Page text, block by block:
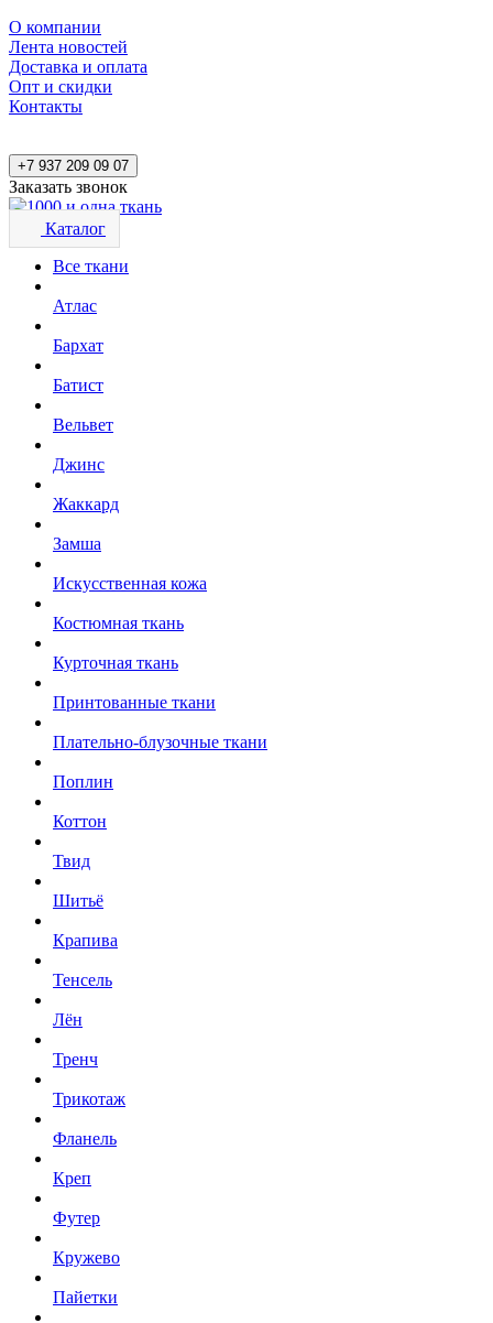
О компании
Лента новостей
Доставка и оплата
Опт и скидки
Контакты
+7 937 209 09 07
Заказать звонок
Каталог
Все ткани
Атлас
Бархат
Батист
Вельвет
Джинс
Жаккард
Замша
Искусственная кожа
Костюмная ткань
Курточная ткань
Принтованные ткани
Плательно-блузочные ткани
Поплин
Коттон
Твид
Шитьё
Крапива
Тенсель
Лён
Тренч
Трикотаж
Фланель
Креп
Футер
Кружево
Пайетки